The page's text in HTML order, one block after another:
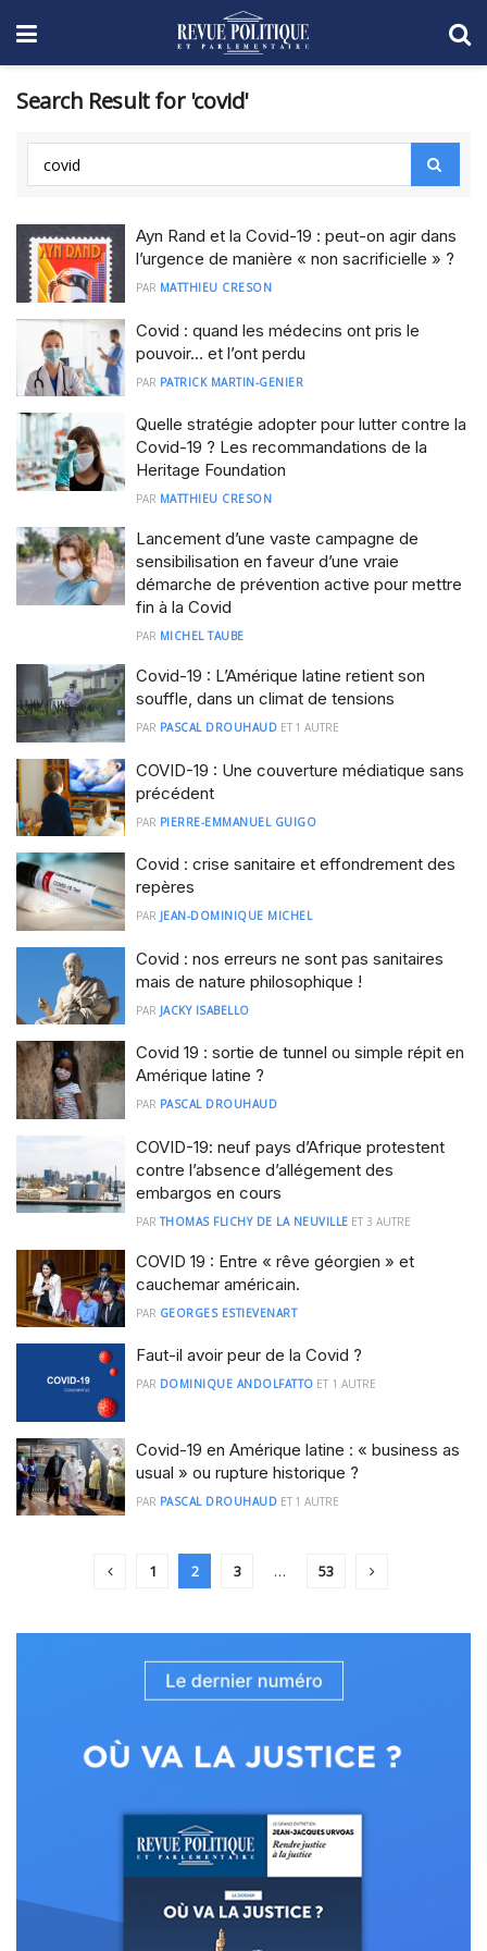
Search Result for 'covid'
Ayn Rand et la Covid-19 : peut-on agir dans
l’urgence de manière « non sacrificielle » ?
PAR MATTHIEU CRESON
Covid : quand les médecins ont pris le
pouvoir… et l’ont perdu
PAR PATRICK MARTIN-GENIER
Quelle stratégie adopter pour lutter contre la
Covid-19 ? Les recommandations de la
Heritage Foundation
PAR MATTHIEU CRESON
Lancement d’une vaste campagne de
sensibilisation en faveur d’une vraie
démarche de prévention active pour mettre
fin à la Covid
PAR MICHEL TAUBE
Covid-19 : L’Amérique latine retient son
souffle, dans un climat de tensions
PAR PASCAL DROUHAUD ET 1 AUTRE
COVID-19 : Une couverture médiatique sans
précédent
PAR PIERRE-EMMANUEL GUIGO
Covid : crise sanitaire et effondrement des
repères
PAR JEAN-DOMINIQUE MICHEL
Covid : nos erreurs ne sont pas sanitaires
mais de nature philosophique !
PAR JACKY ISABELLO
Covid 19 : sortie de tunnel ou simple répit en
Amérique latine ?
PAR PASCAL DROUHAUD
COVID-19: neuf pays d’Afrique protestent
contre l’absence d’allégement des
embargos en cours
PAR THOMAS FLICHY DE LA NEUVILLE ET 3 AUTRE
COVID 19 : Entre « rêve géorgien » et
cauchemar américain.
PAR GEORGES ESTIEVENART
Faut-il avoir peur de la Covid ?
PAR DOMINIQUE ANDOLFATTO ET 1 AUTRE
Covid-19 en Amérique latine : « business as
usual » ou rupture historique ?
PAR PASCAL DROUHAUD ET 1 AUTRE
1 2 3 … 53